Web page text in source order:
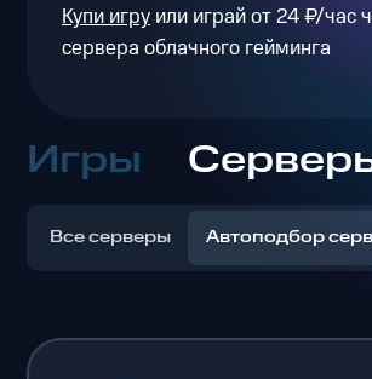
Купи игруили играй от 24 ₽/час
сервера облачного гейминга
Игры
Все серверы Автоподбор